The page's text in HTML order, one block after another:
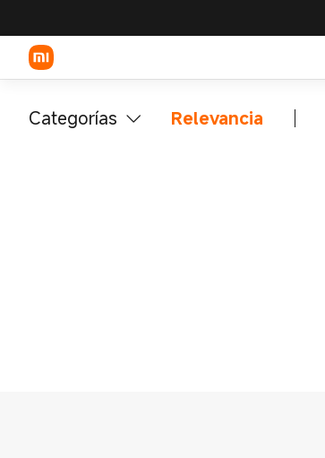
Categorías Relevancia